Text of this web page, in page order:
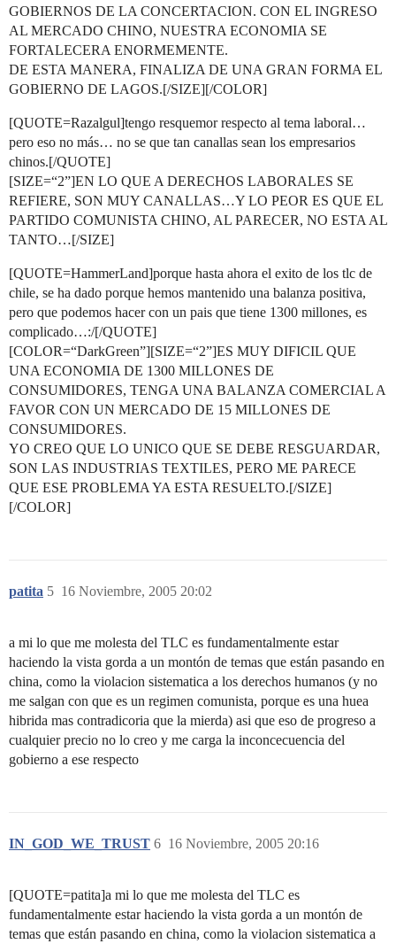
GOBIERNOS DE LA CONCERTACION. CON EL INGRESO
AL MERCADO CHINO, NUESTRA ECONOMIA SE
FORTALECERA ENORMEMENTE.
DE ESTA MANERA, FINALIZA DE UNA GRAN FORMA EL
GOBIERNO DE LAGOS.[/SIZE][/COLOR]
[QUOTE=Razalgul]tengo resquemor respecto al tema laboral…
pero eso no más… no se que tan canallas sean los empresarios
chinos.[/QUOTE]
[SIZE=“2”]EN LO QUE A DERECHOS LABORALES SE
REFIERE, SON MUY CANALLAS…Y LO PEOR ES QUE EL
PARTIDO COMUNISTA CHINO, AL PARECER, NO ESTA AL
TANTO…[/SIZE]
[QUOTE=HammerLand]porque hasta ahora el exito de los tlc de
chile, se ha dado porque hemos mantenido una balanza positiva,
pero que podemos hacer con un pais que tiene 1300 millones, es
complicado…:/[/QUOTE]
[COLOR=“DarkGreen”][SIZE=“2”]ES MUY DIFICIL QUE
UNA ECONOMIA DE 1300 MILLONES DE
CONSUMIDORES, TENGA UNA BALANZA COMERCIAL A
FAVOR CON UN MERCADO DE 15 MILLONES DE
CONSUMIDORES.
YO CREO QUE LO UNICO QUE SE DEBE RESGUARDAR,
SON LAS INDUSTRIAS TEXTILES, PERO ME PARECE
QUE ESE PROBLEMA YA ESTA RESUELTO.[/SIZE]
[/COLOR]
patita 16 Noviembre, 2005 20:02
5
a mi lo que me molesta del TLC es fundamentalmente estar
haciendo la vista gorda a un montón de temas que están pasando en
china, como la violacion sistematica a los derechos humanos (y no
me salgan con que es un regimen comunista, porque es una huea
hibrida mas contradicoria que la mierda) asi que eso de progreso a
cualquier precio no lo creo y me carga la inconcecuencia del
gobierno a ese respecto
IN_GOD_WE_TRUST 16 Noviembre, 2005 20:16
6
[QUOTE=patita]a mi lo que me molesta del TLC es
fundamentalmente estar haciendo la vista gorda a un montón de
temas que están pasando en china, como la violacion sistematica a